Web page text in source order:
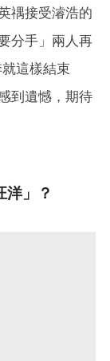
禑接受濬浩的
分手」兩人再
這樣結束
到遺憾，期待
洋」？